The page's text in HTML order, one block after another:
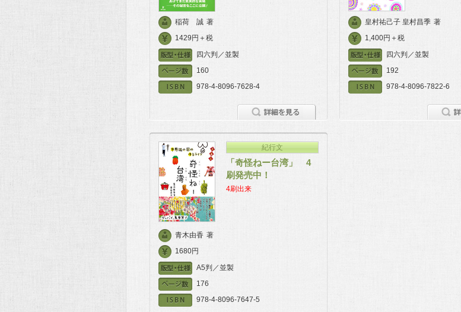
稲荷 誠 著
1429円＋税
四六判／並製
160
978-4-8096-7628-4
皇村祐己子 皇村昌季 著
1,400円＋税
四六判／並製
192
978-4-8096-7822-6
紀行文
「奇怪ねー台湾」 4
刷発売中！
4刷出来
青木由香 著
1680円
A5判／並製
176
978-4-8096-7647-5